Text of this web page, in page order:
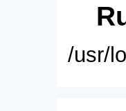
/usr/